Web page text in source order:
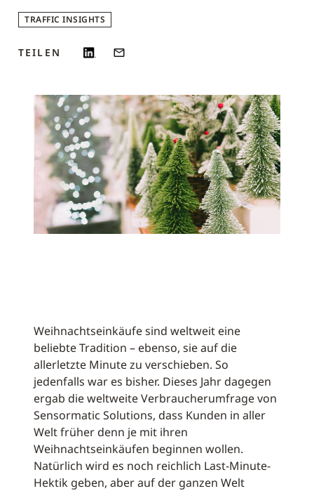
TRAFFIC INSIGHTS
TEILEN
Weihnachtseinkäufe sind weltweit eine
beliebte Tradition – ebenso, sie auf die
allerletzte Minute zu verschieben. So
jedenfalls war es bisher. Dieses Jahr dagegen
ergab die weltweite Verbraucherumfrage von
Sensormatic Solutions, dass Kunden in aller
Welt früher denn je mit ihren
Weihnachtseinkäufen beginnen wollen.
Natürlich wird es noch reichlich Last-Minute-
Hektik geben, aber auf der ganzen Welt